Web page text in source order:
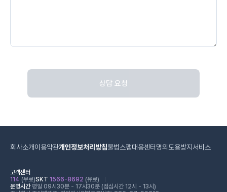
상담 요청
회사소개이용약관개인정보처리방침불법스팸대응센터 명의도용방지서비스
고객센터
114 (무료)SKT 1566-8692 (유료)
운영시간평일 09시30분 - 17시30분 (점심시간 12시 - 13시)